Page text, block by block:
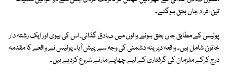
تین افراد جاں بحق ہوگئے۔
پولیس کے مطابق جاں بحق ہونے والوں میں صادق گڈانی، اس کی بیوی اور ایک رشتہ دار
خاتون شامل ہیں۔ واقعہ دیرینہ دشمنی کی وجہ سے پیش آیا۔ پولیس نے واقعے کا مقدمہ
درج کرکے ملزمان کی گرفتاری کے لیے چھاپے مارنے شروع کردیے ہیں۔